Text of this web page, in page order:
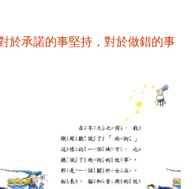
於承諾的事堅持，對於做錯的事